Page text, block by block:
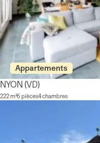
Appartements
NYON (VD)
222 m²6 pièces4 chambres